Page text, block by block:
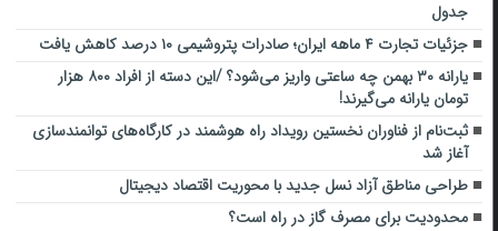
جدول
جزئیات تجارت ۴ ماهه ایران؛ صادرات پتروشیمی ۱۰ درصد کاهش یافت
یارانه ۳۰ بهمن چه ساعتی واریز می‌شود؟ /این دسته از افراد ۸۰۰ هزار
تومان یارانه می‌گیرند!
ثبت‌نام از فناوران نخستین رویداد راه هوشمند در کارگاه‌های توانمندسازی
آغاز شد
طراحی مناطق آزاد نسل جدید با محوریت اقتصاد دیجیتال
محدودیت برای مصرف گاز در راه است؟